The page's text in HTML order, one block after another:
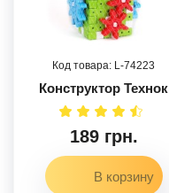
74223
Конструктор Технок
189 грн.